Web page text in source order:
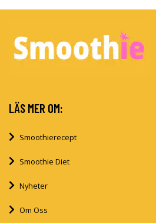
LÄS MER OM:
Smoothierecept
Smoothie Diet
Nyheter
Om Oss